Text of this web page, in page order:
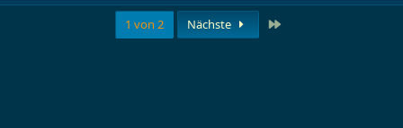
1 von 2 Nächste